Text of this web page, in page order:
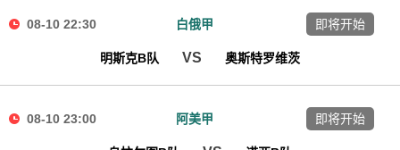
08-10 22:30 白俄甲
明斯克B队 VS 奥斯特罗维茨
即将开始
08-10 23:00 阿美甲 即将开始